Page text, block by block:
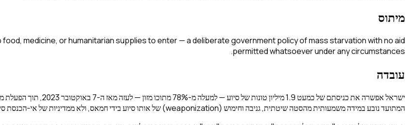
מיתוס
medicine, or humanitarian supplies to enter — a deliberate government policy of mass starvation with no aid
permitted whatsoever under any circumstances.
עובדה
ישראל אפשרה את כניסתם של
המתועד נובע במידה משמעותית מהסטה שיטתית, גניבה וחימוש (weaponization) של אותו סיוע בידי חמאס, ולא ממדיניות של אי-הכנסת סיוע.